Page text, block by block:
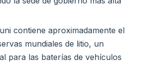
contiene aproximadamente el
mundiales de litio, un
para las baterías de vehículos